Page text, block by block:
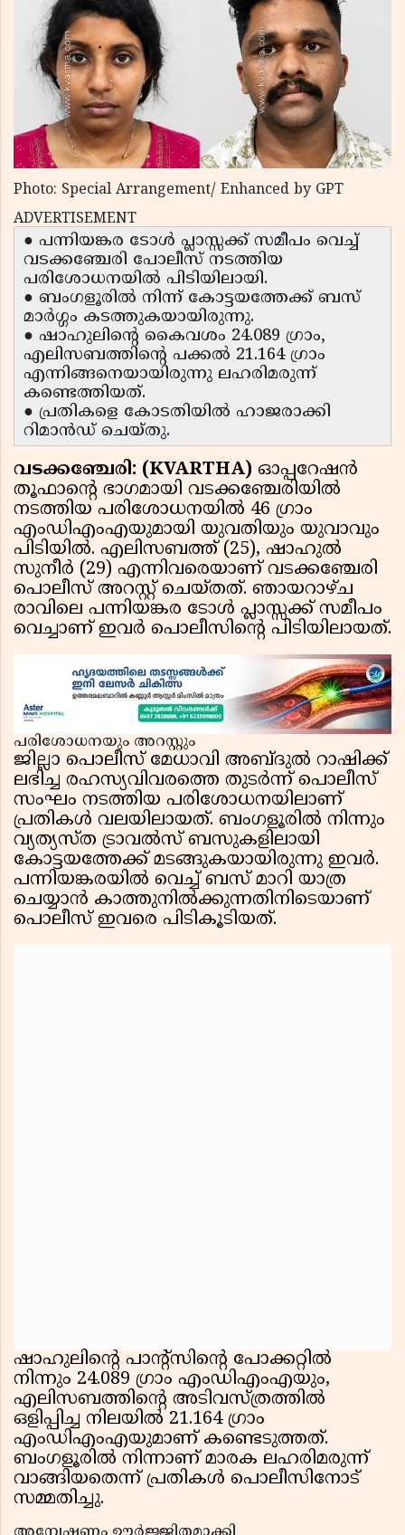
Photo: Special Arrangement/ Enhanced by GPT
ADVERTISEMENT
● പന്നിയങ്കര ടോൾ പ്ലാസ്സക്ക് സമീപം വെച്ച്
വടക്കഞ്ചേരി പോലീസ് നടത്തിയ
പരിശോധനയിൽ പിടിയിലായി.
● ബംഗളൂരിൽ നിന്ന് കോട്ടയത്തേക്ക് ബസ്
മാർഗ്ഗം കടത്തുകയായിരുന്നു.
● ഷാഹുലിന്റെ കൈവശം 24.089 ഗ്രാം,
എലിസബത്തിന്റെ പക്കൽ 21.164 ഗ്രാം
എന്നിങ്ങനെയായിരുന്നു ലഹരിമരുന്ന്
കണ്ടെത്തിയത്.
● പ്രതികളെ കോടതിയിൽ ഹാജരാക്കി
റിമാൻഡ് ചെയ്തു.
വടക്കഞ്ചേരി: (KVARTHA) ഓപ്പറേഷൻ
തൂഫാന്റെ ഭാഗമായി വടക്കഞ്ചേരിയിൽ
നടത്തിയ പരിശോധനയിൽ 46 ഗ്രാം
എംഡിഎംഎയുമായി യുവതിയും യുവാവും
പിടിയിൽ. എലിസബത്ത് (25), ഷാഹുൽ
സുനീർ (29) എന്നിവരെയാണ് വടക്കഞ്ചേരി
പൊലീസ് അറസ്റ്റ് ചെയ്തത്. ഞായറാഴ്ച
രാവിലെ പന്നിയങ്കര ടോൾ പ്ലാസ്സക്ക് സമീപം
വെച്ചാണ് ഇവർ പൊലീസിന്റെ പിടിയിലായത്.
പരിശോധനയും അറസ്റ്റും
ജില്ലാ പൊലീസ് മേധാവി അബ്ദുൽ റാഷിക്ക്
ലഭിച്ച രഹസ്യവിവരത്തെ തുടർന്ന് പൊലീസ്
സംഘം നടത്തിയ പരിശോധനയിലാണ്
പ്രതികൾ വലയിലായത്. ബംഗളൂരിൽ നിന്നും
വ്യത്യസ്ത ട്രാവൽസ് ബസുകളിലായി
കോട്ടയത്തേക്ക് മടങ്ങുകയായിരുന്നു ഇവർ.
പന്നിയങ്കരയിൽ വെച്ച് ബസ് മാറി യാത്ര
ചെയ്യാൻ കാത്തുനിൽക്കുന്നതിനിടെയാണ്
പൊലീസ് ഇവരെ പിടികൂടിയത്.
ഷാഹുലിന്റെ പാന്റ്‌സിന്റെ പോക്കറ്റിൽ
നിന്നും 24.089 ഗ്രാം എംഡിഎംഎയും,
എലിസബത്തിന്റെ അടിവസ്ത്രത്തിൽ
ഒളിപ്പിച്ച നിലയിൽ 21.164 ഗ്രാം
എംഡിഎംഎയുമാണ് കണ്ടെടുത്തത്.
ബംഗളൂരിൽ നിന്നാണ് മാരക ലഹരിമരുന്ന്
വാങ്ങിയതെന്ന് പ്രതികൾ പൊലീസിനോട്
സമ്മതിച്ചു.